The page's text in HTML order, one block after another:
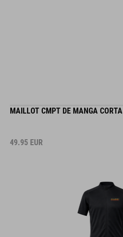
MAILLOT CMPT DE MANGA CORTA
49.95 EUR